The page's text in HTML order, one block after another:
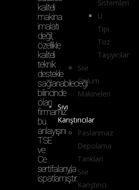
kaliteli
makina
imalatı
değil,
özellikle
kaliteli
teknik
destekle
sağlanabileceği
bilincinde
olan
firmamız
bu
anlayışını
TSE
ve
Ce
sertifalarıyla
ispatlamıştır.
Sistemleri
U
Tipi
Toz
Taşıyıcılar
Sıvı
Dolum
Makineleri
Sıvı
Karıştırıcılar
Paslanmaz
Depolama
Tankları
Sıvı
Karıştırıcı